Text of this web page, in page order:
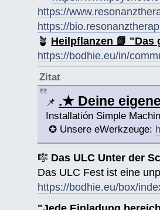
https://
https://
🪴 Heilpflanzen 📗
https://bodhie.eu/in/
Zitat
📌 .★ Deine
Installatión Simple
✪ Unsere eWerkzeuge:
🎼 Das ULC Unter der
Das ULC Fest ist eine
https://bodhie.eu/box/